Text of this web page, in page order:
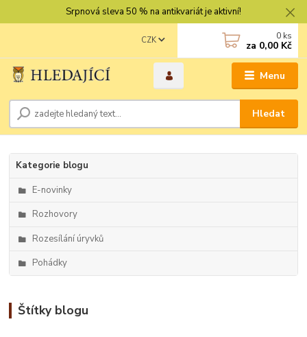
Srpnová sleva 50 % na antikvariát je aktivní!
Menu
CZK
Hledat
0 ks
za 0,00 Kč
Kategorie blogu
E-novinky
Rozhovory
Rozesílání úryvků
Pohádky
Štítky blogu